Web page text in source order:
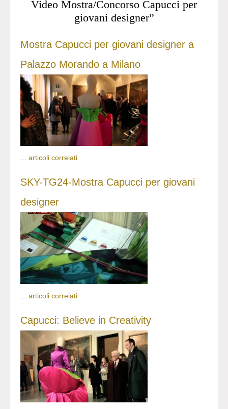
Video Mostra/Concorso Capucci per
giovani designer”
Mostra Capucci per giovani designer a
Palazzo Morando a Milano
... articoli correlati
SKY-TG24-Mostra Capucci per giovani
designer
articoli correlati
Capucci: Believe in Creativity